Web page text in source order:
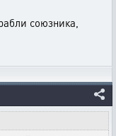
союзника,